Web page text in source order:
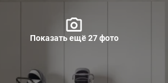
Показать ещё 27 фото